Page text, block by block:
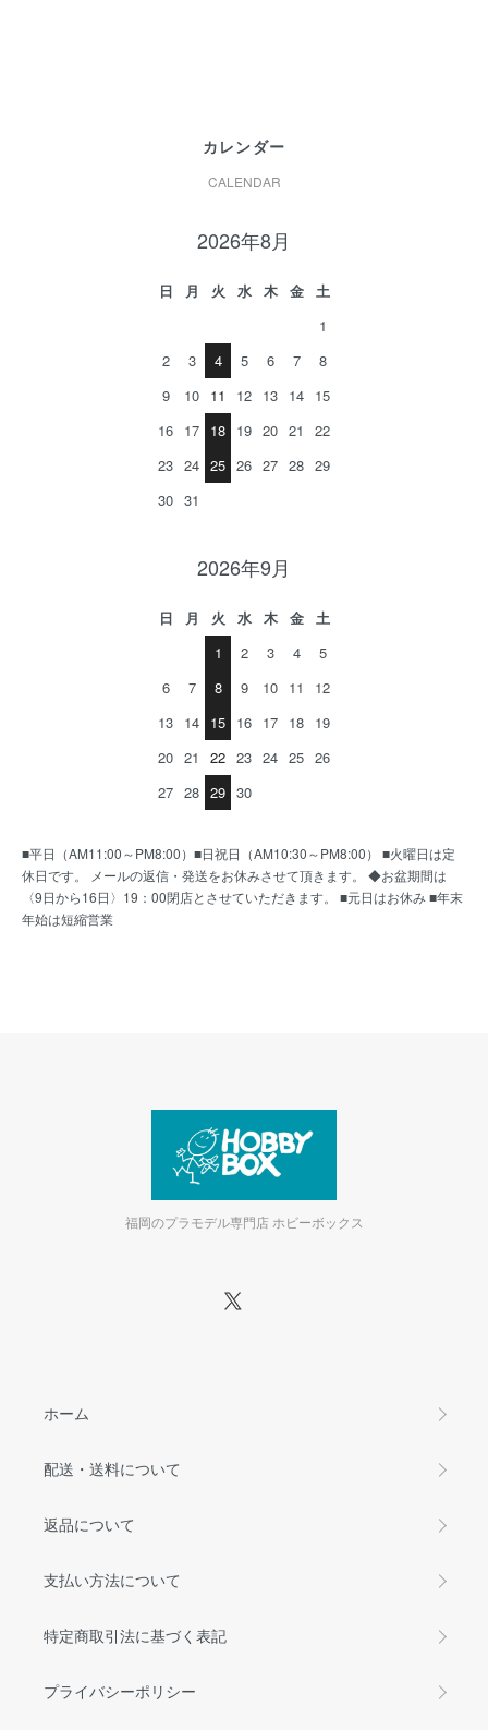
カレンダー
CALENDAR
2026年8月
日 月 火 水 木 金
土
1
2
3 4 5 6 7
8
9
10 11 12 13 14 15
16 17 18 19 20 21
22
23 24 25 26 27 28 29
30 31
2026年9月
日 月 火 水 木 金
土
1
2 3 4
5
6
7 8 9 10 11
12
13 14 15 16 17 18 19
20 21 22 23 24 25 26
27 28 29 30
■平日（AM11:00～PM8:00）■日祝日（AM10:30～PM8:00） ■火曜日は定
休日です。 メールの返信・発送をお休みさせて頂きます。 ◆お盆期間は
〈9日から16日〉19：00閉店とさせていただきます。 ■元日はお休み ■年末
年始は短縮営業
福岡のプラモデル専門店 ホビーボックス
ホーム
配送・送料について
返品について
支払い方法について
特定商取引法に基づく表記
プライバシーポリシー